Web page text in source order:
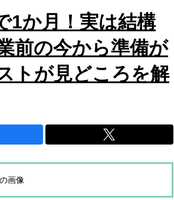
1か月！実は結構
前の今から準備が
トが見どころを解
画像